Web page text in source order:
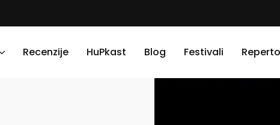
Recenzije HuPkast Blog Festivali